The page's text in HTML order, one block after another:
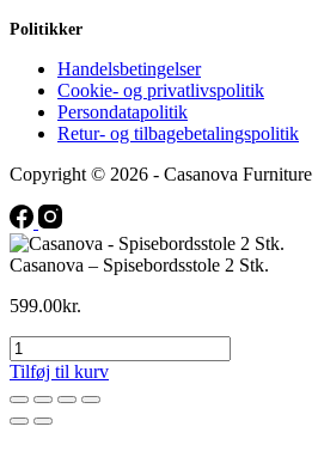
Politikker
Handelsbetingelser
Cookie- og privatlivspolitik
Persondatapolitik
Retur- og tilbagebetalingspolitik
Copyright © 2026 - Casanova Furniture
Casanova – Spisebordsstole 2 Stk.
599.00kr.
Casanova
-
Spisebordsstole
2
Stk.
Tilføj til kurvDette